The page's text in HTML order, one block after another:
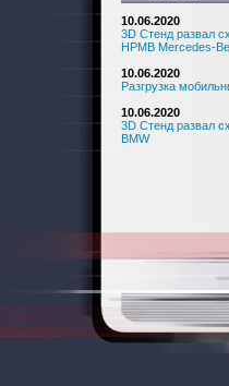
10.06.2020
3D Стенд развал
HPMB Mercedes-
10.06.2020
Разгрузка
10.06.2020
3D Стенд развал
BMW